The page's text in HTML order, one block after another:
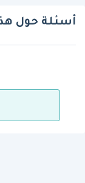
أسئلة حول